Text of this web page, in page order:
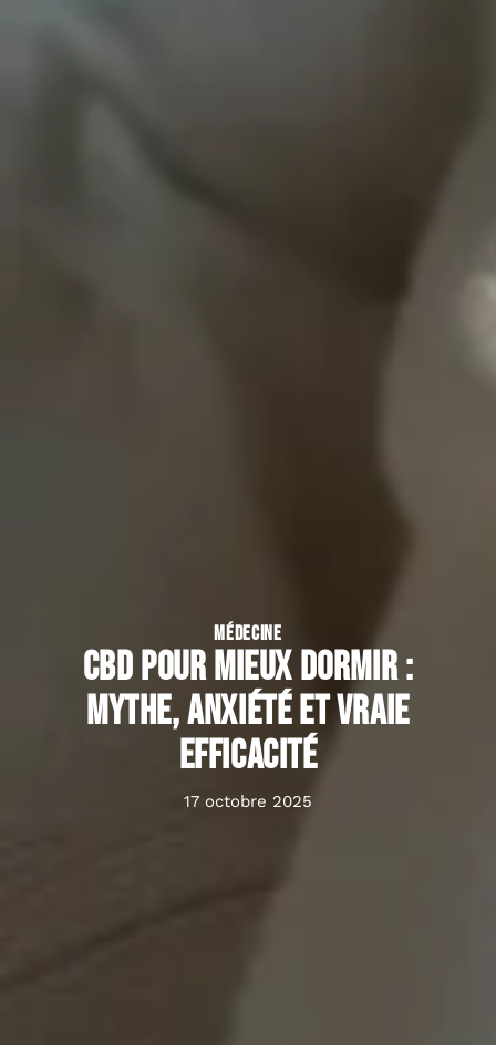
MÉDECINE
CBD pour mieux dormir :
mythe, anxiété et vraie
efficacité
17 octobre 2025